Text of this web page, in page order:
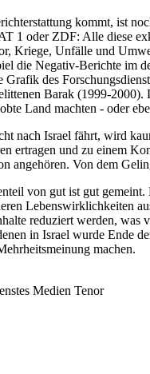
kommt, ist
1 oder ZDF: Alle diese
Kriege, Unfälle und
die Negativ-Berichte im
des
Barak (1999-
Land machten - oder
nach Israel fährt, wird
ertragen und zu einem
angehören. Von dem
von gut ist gut
Lebenswirklichkeiten
reduziert werden,
in Israel wurde Ende
machen.
Medien Tenor